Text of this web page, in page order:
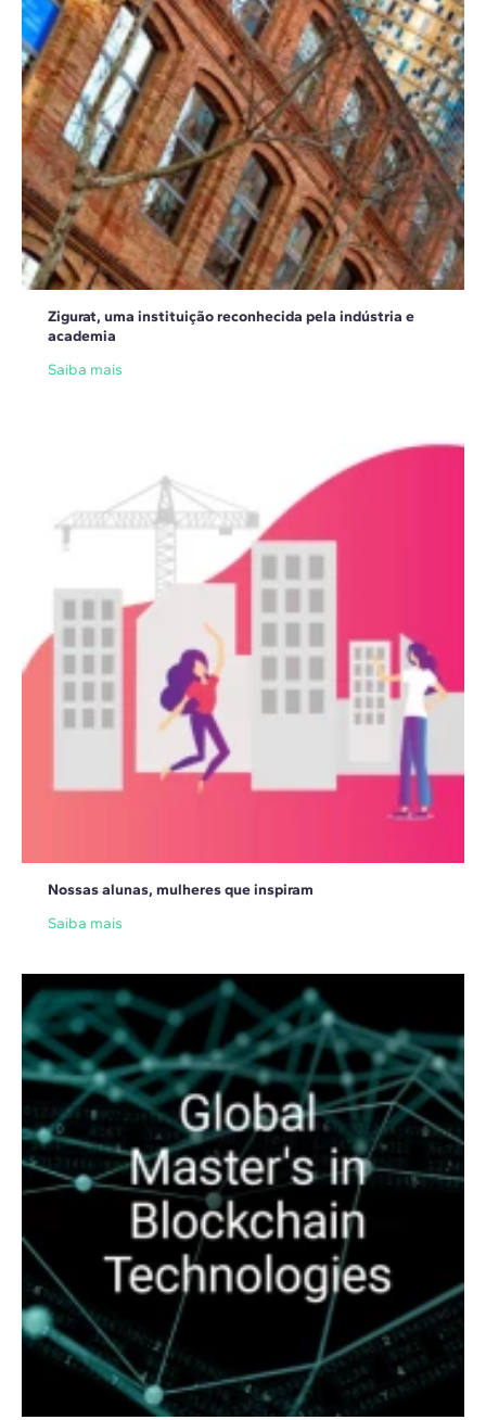
Zigurat, uma instituição reconhecida pela indústria e
academia
Saiba mais
Nossas alunas, mulheres que inspiram
Saiba mais